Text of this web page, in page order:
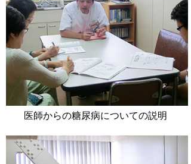
医師からの糖尿病についての説明